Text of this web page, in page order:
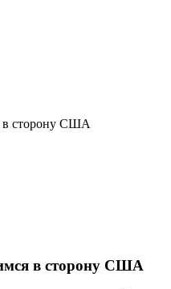
в сторону США
в сторону США